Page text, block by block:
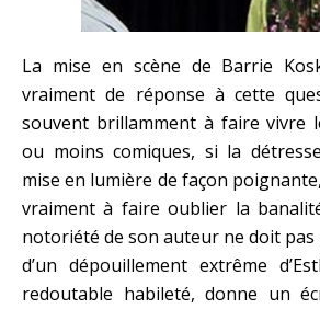
La mise en scène de Barrie
vraiment de réponse à cette
souvent brillamment à faire vivre
ou moins comiques, si la
mise en lumière de façon
vraiment à faire oublier la
notoriété de son auteur ne doit pas
d’un dépouillement extrême
redoutable habileté, donne un